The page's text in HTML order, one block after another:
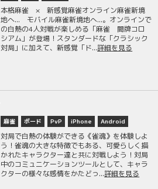
本格麻雀 × 新感覚麻雀オンライン麻雀新境
地へ... モバイル麻雀新境地へ...。オンラインで
の白熱の4人対戦が楽しめる「麻雀 闘牌コロ
シアム」が登場！スタンダードな「クラシック
対局」に加えて、新感覚「ド...詳細を見る
麻雀 ボード PvP iPhone Android
対局で白熱の体験ができる《雀魂》を体験しよ
う！雀魂の大きな特徴でもある、可愛らしく描
かれたキャラクター達と共に対戦しよう！対局
中のコミュニケーションツールとして、キャラ
クターの様々な感情をかたどっ...詳細を見る